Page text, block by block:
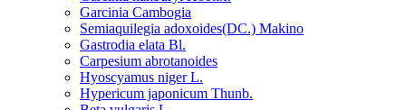
Garcinia Cambogia
Semiaquilegia adoxoides(DC.) Makino
Gastrodia elata Bl.
Carpesium abrotanoides
Hyoscyamus niger L.
Hypericum japonicum Thunb.